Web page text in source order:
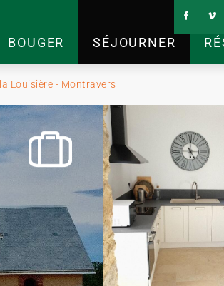
BOUGER SÉJOURNER
Louisière - Montravers